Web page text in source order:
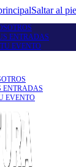
Saltar al
ENTRADAS
EVENTO
ENTRADAS
EVENTO